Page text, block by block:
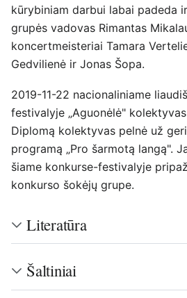
kūrybiniam darbui labai padeda
grupės vadovas Rimantas
koncertmeisteriai Tamara
Gedvilienė ir Jonas Šopa.
2019-11-22 nacionaliniame
festivalyje „Aguonėlė"
Diplomą kolektyvas pelnė už
programą „Pro šarmotą langą".
šiame konkurse-festivalyje
konkurso šokėjų grupe.
Literatūra
Šaltiniai